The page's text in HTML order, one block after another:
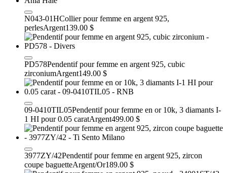
N043-01HCollier pour femme en argent 925,
perlesArgent139.00 $
PD578Pendentif pour femme en argent 925, cubic
zirconiumArgent149.00 $
09-0410TIL05Pendentif pour femme en or 10k, 3 diamants I-
1 HI pour 0.05 caratArgent499.00 $
3977ZY/42Pendentif pour femme en argent 925, zircon
coupe baguetteArgent/Or189.00 $